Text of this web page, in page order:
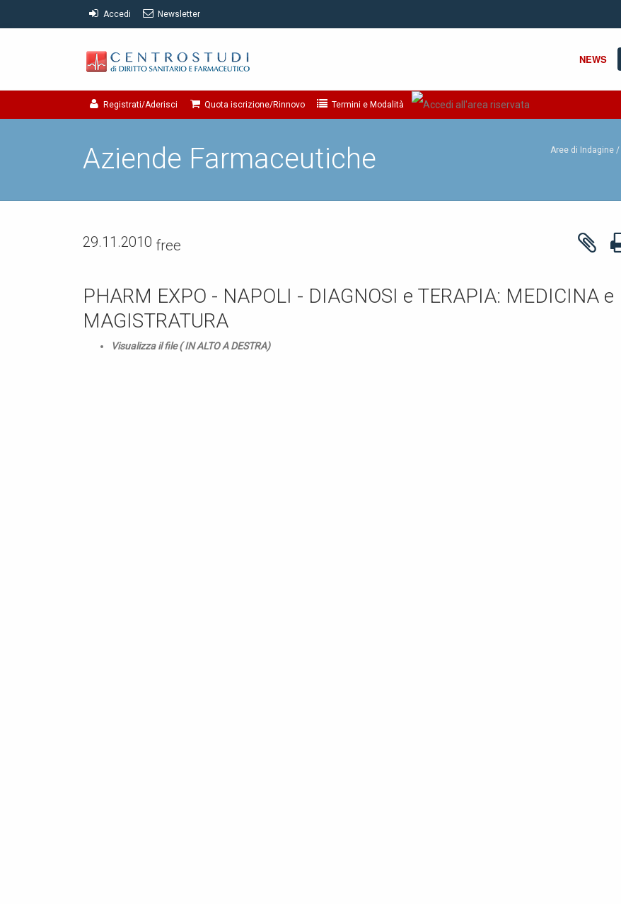
Accedi Newsletter
NEWS
Registrati/Aderisci Quota iscrizione/Rinnovo Termini e Modalità
Aziende Farmaceutiche Aree di Indagine /
29.11.2010 free
PHARM EXPO - NAPOLI - DIAGNOSI e TERAPIA: MEDICINA e
MAGISTRATURA
Visualizza il file ( IN ALTO A DESTRA)